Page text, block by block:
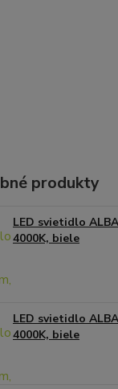
produkty
LED svietidlo
4000K, biele
LED svietidlo
4000K, biele